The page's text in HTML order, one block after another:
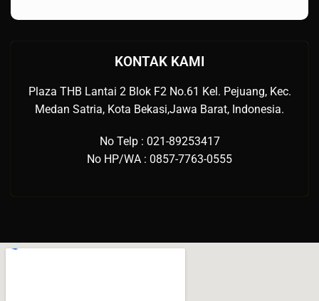
KONTAK KAMI
Plaza THB Lantai 2 Blok F2 No.61 Kel. Pejuang, Kec.
Medan Satria, Kota Bekasi,Jawa Barat, Indonesia.
No Telp : 021-89253417
No HP/WA : 0857-7763-0555